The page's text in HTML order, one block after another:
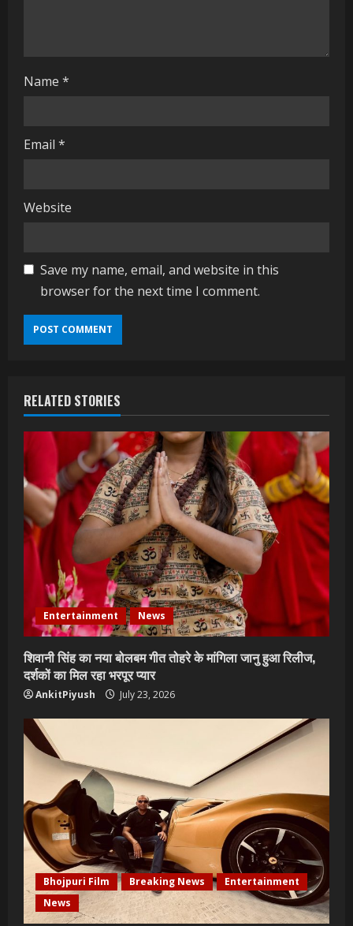
Name *
Email *
Website
Save my name, email, and website in this
browser for the next time I comment.
RELATED STORIES
Entertainment News
शिवानी सिंह का नया बोलबम गीत तोहरे के मांगिला जानु हुआ रिलीज,
दर्शकों का मिल रहा भरपूर प्यार
AnkitPiyush July 23, 2026
Bhojpuri Film Breaking News
Entertainment
News